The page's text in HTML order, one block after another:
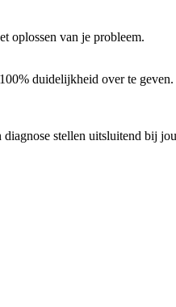
oplossen van je probleem.
duidelijkheid over te
stellen uitsluitend bij